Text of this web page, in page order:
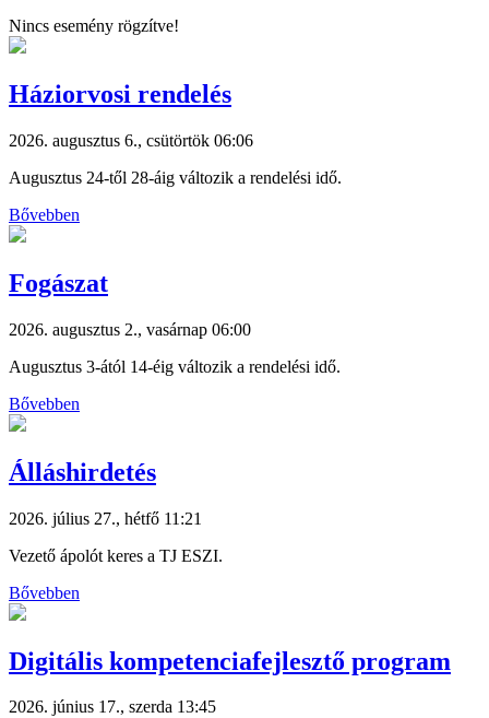
Nincs esemény rögzítve!
Háziorvosi rendelés
2026. augusztus 6., csütörtök 06:06
Augusztus 24-től 28-áig változik a rendelési idő.
Bővebben
Fogászat
2026. augusztus 2., vasárnap 06:00
Augusztus 3-ától 14-éig változik a rendelési idő.
Bővebben
Álláshirdetés
2026. július 27., hétfő 11:21
Vezető ápolót keres a TJ ESZI.
Bővebben
Digitális kompetenciafejlesztő program
2026. június 17., szerda 13:45